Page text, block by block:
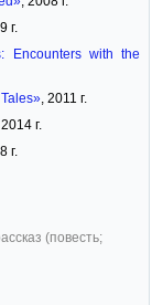
г.
Encounters with the
, 2011 г.
г.
г.
(повесть;